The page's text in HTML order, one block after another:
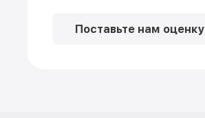
Поставьте нам оценку